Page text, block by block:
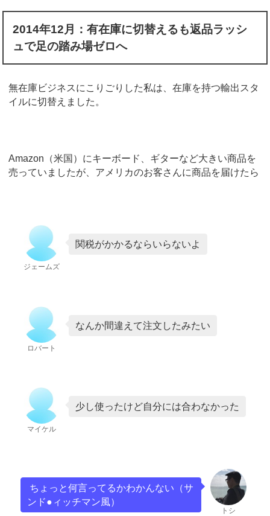
2014年12月：有在庫に切替えるも返品ラッシ
ュで足の踏み場ゼロへ
無在庫ビジネスにこりごりした私は、在庫を持つ輸出スタ
イルに切替えました。
Amazon（米国）にキーボード、ギターなど大きい商品を
売っていましたが、アメリカのお客さんに商品を届けたら
ジェームズ
関税がかかるならいらないよ
ロバート
なんか間違えて注文したみたい
マイケル
少し使ったけど自分には合わなかった
トシ
ちょっと何言ってるかわかんない（サ
ンド●ィッチマン風）